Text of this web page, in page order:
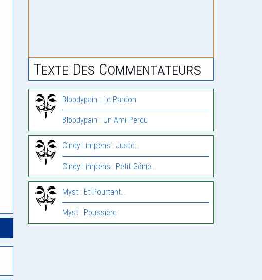
Texte Des Commentateurs
Bloodypain : Le Pardon
Bloodypain : Un Ami Perdu
Cindy Limpens : Juste…
Cindy Limpens : Petit Génie…
Myst : Et Pourtant…
Myst : Poussière